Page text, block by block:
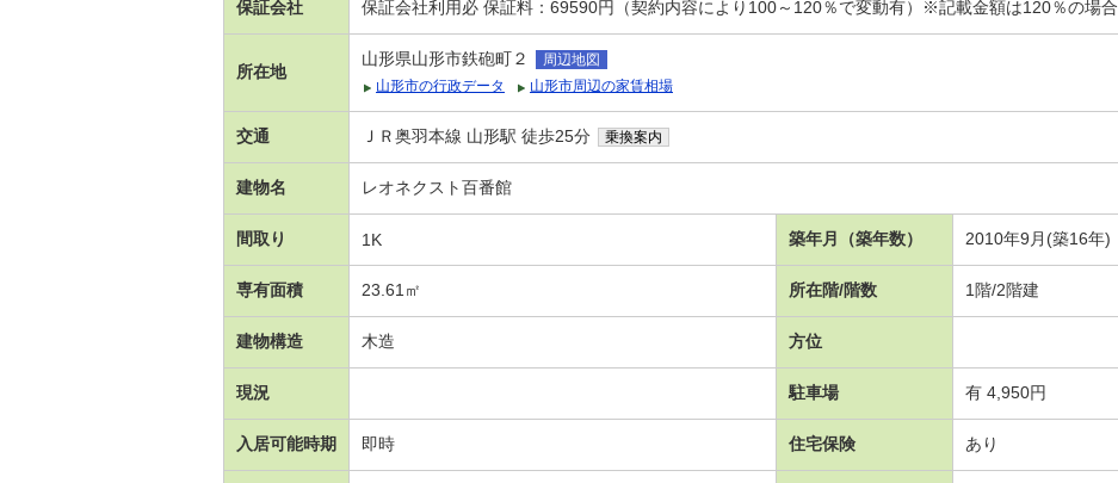
保証会社 保証会社利用必 保証料：69590円（契約内容により100～120％で変動有）※記載金額は120％の場合
所在地
山形県山形市鉄砲町２
周辺地図
山形市の行政データ
山形市周辺の家賃相場
交通 ＪＲ奥羽本線 山形駅 徒歩25分 乗換案内
建物名 レオネクスト百番館
間取り 1K 築年月（築年数） 2010年9月(築16年)
専有面積 23.61㎡ 所在階/階数 1階/2階建
建物構造 木造 方位
現況 駐車場 有 4,950円
入居可能時期 即時 住宅保険 あり